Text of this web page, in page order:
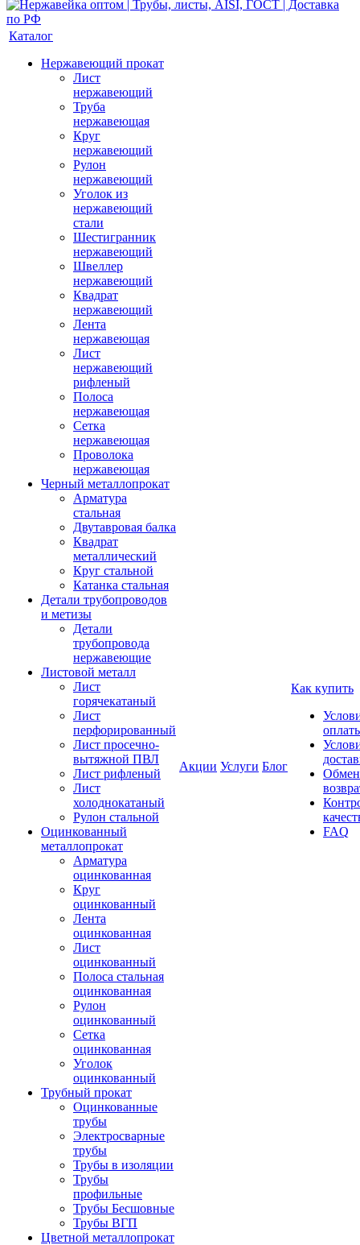
Каталог
Нержавеющий прокат
Лист
нержавеющий
Труба
нержавеющая
Круг
нержавеющий
Рулон
нержавеющий
Уголок из
нержавеющий
стали
Шестигранник
нержавеющий
Швеллер
нержавеющий
Квадрат
нержавеющий
Лента
нержавеющая
Лист
нержавеющий
рифленый
Полоса
нержавеющая
Сетка
нержавеющая
Проволока
нержавеющая
Черный металлопрокат
Арматура
стальная
Двутавровая балка
Квадрат
металлический
Круг стальной
Катанка стальная
Детали трубопроводов
и метизы
Детали
трубопровода
нержавеющие
Листовой металл
Лист
горячекатаный
Лист
перфорированный
Лист просечно-
вытяжной ПВЛ
Лист рифленый
Лист
холоднокатаный
Рулон стальной
Оцинкованный
металлопрокат
Арматура
оцинкованная
Круг
оцинкованный
Лента
оцинкованная
Лист
оцинкованный
Полоса стальная
оцинкованная
Рулон
оцинкованный
Сетка
оцинкованная
Уголок
оцинкованный
Трубный прокат
Оцинкованные
трубы
Электросварные
трубы
Трубы в изоляции
Трубы
профильные
Трубы Бесшовные
Трубы ВГП
Цветной металлопрокат
Акции Услуги Блог
Как купить
FAQ